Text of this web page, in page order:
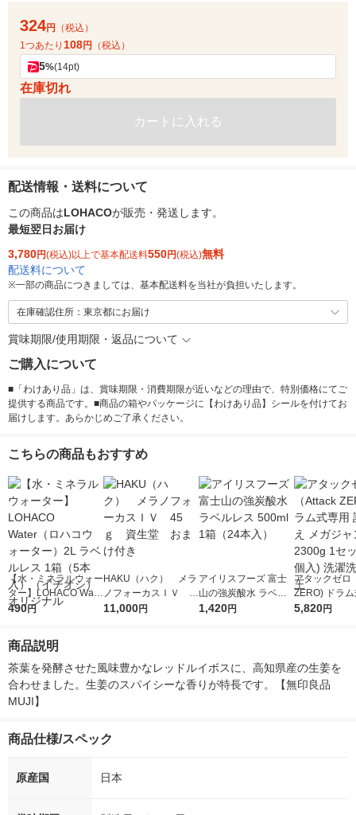
324円
（税込）
1つあたり 108円 （税込）
5%(14pt)
在庫切れ
カートに入れる
配送情報・送料について
この商品はLOHACOが販売・発送します。
最短翌日お届け
3,780円(税込)以上で基本配送料550円(税込)無料
配送料について
※一部の商品につきましては、基本配送料を当社が負担いたします。
在庫確認住所：東京都にお届け
賞味期限/使用期限・返品について
ご購入について
■「わけあり品」は、賞味期限・消費期限が近いなどの理由で、特別価格にてご
提供する商品です。■商品の箱やパッケージに【わけあり品】シールを付けてお
届けします。あらかじめご了承ください。
こちらの商品もおすすめ
【水・ミネラルウォー
ター】LOHACO Wate
r（ロハコウォータ
シ） オリジナル
490円
HAKU（ハク） メラ
ノフォーカスＩＶ 4
5ｇ 資生堂 おまけ
11,000円
アイリスフーズ 富士
山の強炭酸水 ラベル
レス 500ml 1箱（24
1,420円
アタックゼロ
ZERO) ドラ
詰め替え メガ
5,820円
商品説明
茶葉を発酵させた風味豊かなレッドルイボスに、高知県産の生姜を
合わせました。生姜のスパイシーな香りが特長です。【無印良品
MUJI】
商品仕様/スペック
原産国 日本